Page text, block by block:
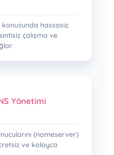
hassasız.
çalışma ve
Yönetimi
(nameserver)
ve kolayca